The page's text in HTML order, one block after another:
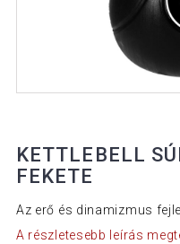
KETTLEBELL
FEKETE
Az erő és dinamizmus
A részletesebb leírás